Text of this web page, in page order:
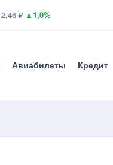
2,46 ₽ ▲1,0%
Авиабилеты Кредит